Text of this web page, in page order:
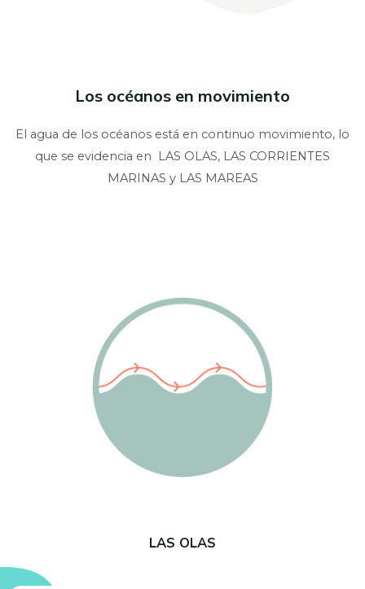
Los océanos en movimiento
El agua de los océanos está en continuo movimiento, lo
que se evidencia en LAS OLAS, LAS CORRIENTES
MARINAS y LAS MAREAS
LAS OLAS